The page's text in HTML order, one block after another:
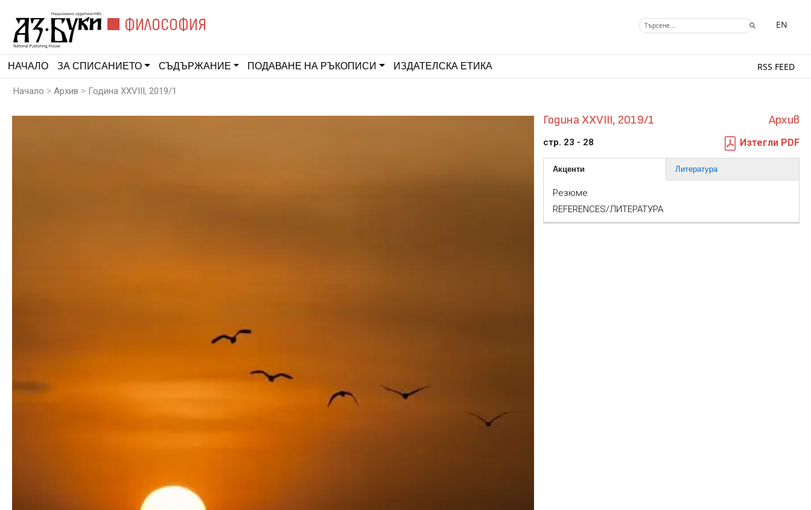
ФИЛОСОФИЯ EN
НАЧАЛО ЗА СПИСАНИЕТО СЪДЪРЖАНИЕ ПОДАВАНЕ НА РЪКОПИСИ ИЗДАТЕЛСКА ЕТИКА RSS FEED
Начало > Архив > Година XXVIII, 2019/1
Година XXVIII, 2019/1 Архив
стр. 23 - 28 Изтегли PDF
Акценти Литература
Резюме
REFERENCES/ЛИТЕРАТУРА